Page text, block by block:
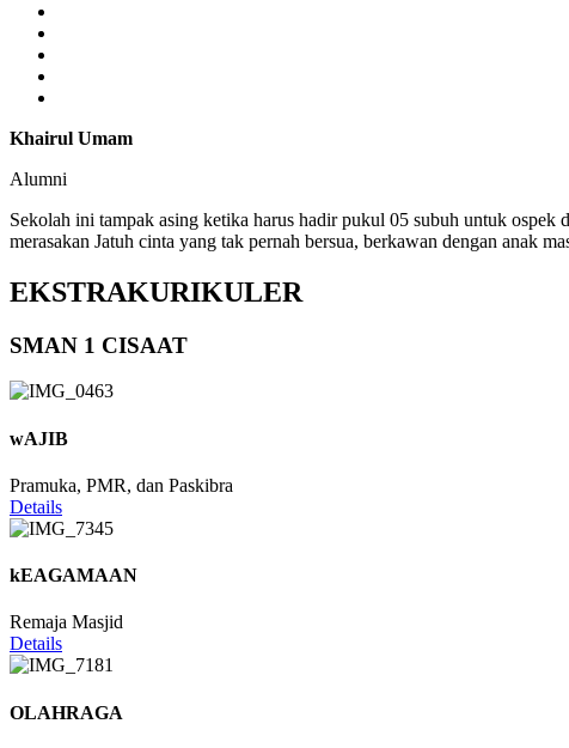
Khairul Umam
Alumni
Sekolah ini tampak asing ketika harus hadir pukul 05 subuh untuk
merasakan Jatuh cinta yang tak pernah bersua, berkawan dengan anak
EKSTRAKURIKULER
SMAN 1 CISAAT
wAJIB
Pramuka, PMR, dan Paskibra
Details
kEAGAMAAN
Remaja Masjid
Details
OLAHRAGA